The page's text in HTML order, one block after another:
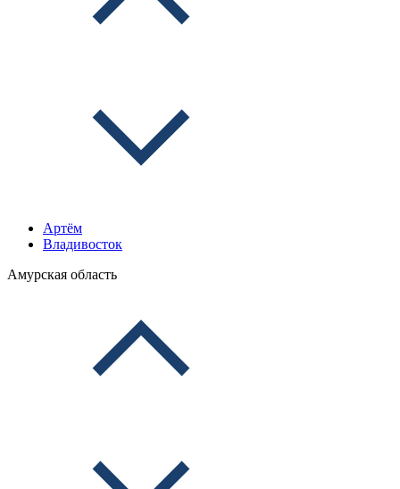
Артём
Владивосток
Амурская область